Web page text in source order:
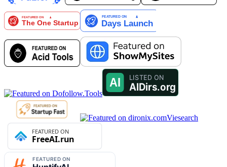
Viesearch